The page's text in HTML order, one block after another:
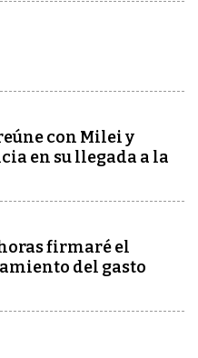
con Milei y
en su llegada a la
firmaré el
del gasto